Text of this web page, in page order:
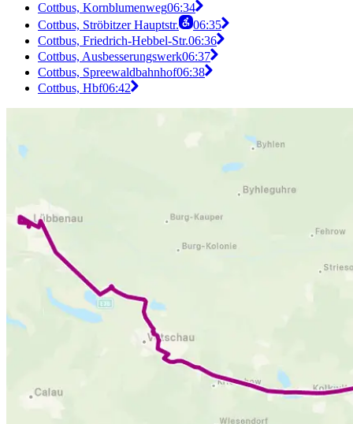
Cottbus, Kornblumenweg06:34
Cottbus, Ströbitzer Hauptstr.
06:35
Cottbus, Friedrich-Hebbel-Str.06:36
Cottbus, Ausbesserungswerk06:37
Cottbus, Spreewaldbahnhof06:38
Cottbus, Hbf06:42